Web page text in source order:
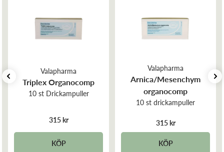
Valapharma
Triplex Organocomp
10 st Drickampuller
315 kr
KÖP
Valapharma
Arnica/Mesenchym
organocomp
10 st drickampuller
315 kr
KÖP